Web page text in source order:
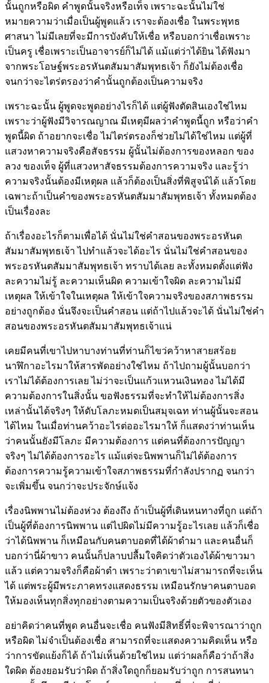
นั้นถูกหรือผิด คำพูดนั้นจริงหรือเท็จ เพราะฉะนั้นไม่ใช่
หมายความว่าเมื่อเป็นผู้พูดแล้ว เราจะต้องเชื่อ ในพระพุทธ
ศาสนา ไม่มีเลยที่จะมีการบังคับให้เชื่อ หรือบอกว่าเชื่อเพราะ
เป็นครู เชื่อเพราะเป็นอาจารย์ก็ไม่ได้ แม้แต่ว่าได้ยิน ได้ฟังมา
จากพระโอษฐ์พระอรหันตสัมมาสัมพุทธเจ้า ก็ยังไม่ต้องเชื่อ
จนกว่าจะไตร่ตรองว่าคำนั้นถูกต้องเป็นความจริง
เพราะฉะนั้น ผู้พูดจะพูดอย่างไรก็ได้ แต่ผู้ฟังตัดสินเองใช่ไหม
เพราะว่าผู้ฟังมีวิจารณญาณ มีเหตุมีผลว่าคำพูดนี้ถูก หรือว่าคำ
พูดนี้ผิด ถ้าอยากจะเชื่อ ไม่ไตร่ตรองก็ช่วยไม่ได้ใช่ไหม แต่ผู้ที่
แสวงหาความจริงคือสัจธรรม ผู้นั้นไม่ต้องการของหลอก ของ
ลวง ของเท็จ ผู้ที่แสวงหาสัจธรรมต้องการความจริง และรู้ว่า
ความจริงนั้นต้องมีเหตุผล แล้วก็ต้องเป็นสิ่งที่พิสูจน์ได้ แล้วโดย
เฉพาะถ้าเป็นคำของพระอรหันตสัมมาสัมพุทธเจ้า ทั้งหมดต้อง
เป็นเรื่องละ
ถ้าเรื่องอะไรก็ตามเพื่อได้ นั่นไม่ใช่คำสอนของพระอรหันต
สัมมาสัมพุทธเจ้า ไปทำแล้วจะได้อะไร นั่นไม่ใช่คำสอนของ
พระอรหันตสัมมาสัมพุทธเจ้า ทราบได้เลย ละทั้งหมดตั้งแต่ฟัง
ละความไม่รู้ ละความเห็นผิด ความเข้าใจผิด ละความไม่มี
เหตุผล ให้เข้าใจในเหตุผล ให้เข้าใจความจริงของสภาพธรรม
อย่างถูกต้อง นั่นจึงจะเป็นคำสอน แต่ถ้าไปแล้วจะได้ นั่นไม่ใช่คำ
สอนของพระอรหันตสัมมาสัมพุทธเจ้าแน่
เคยมีคนที่เขาไปหาบางท่านที่ท่านก็ไขว่คว้าหาสายสร้อย
นาฬิกาอะไรมาให้สารพัดอย่างใช่ไหม ถ้าไปถามผู้นั้นบอกว่า
เราไม่ได้ต้องการเลย ไม่ว่าจะเป็นแก้วแหวนเงินทอง ไม่ได้มี
ความต้องการในสิ่งนั้น ขอฟังธรรมที่จะทำให้ไม่ต้องการสิ่ง
เหล่านั้นได้จริงๆ ให้ดับโลภะหมดเป็นสมุจเฉท ท่านผู้นั้นจะสอน
ได้ไหม ในเมื่อท่านคว้าอะไรต่ออะไรมาให้ ก็แสดงว่าท่านเห็น
ว่าคนนั้นยังมีโลภะ มีความต้องการ แต่คนที่ต้องการปัญญา
จริงๆ ไม่ได้ต้องการอะไร แม้แต่จะนิพพานก็ไม่ได้ต้องการ
ต้องการความรู้ความเข้าใจสภาพธรรมที่กำลังปรากฏ จนกว่า
จะเพิ่มขึ้น จนกว่าจะประจักษ์แจ้ง
เรื่องนิพพานไม่ต้องห่วง ต้องถึง ถ้าเป็นผู้ที่เดินหนทางที่ถูก แต่ถ้า
เป็นผู้ที่ต้องการนิพพาน แต่ไปผิดไม่มีความรู้อะไรเลย แล้วก็เชื่อ
ว่าได้นิพพาน ก็เหมือนกับคนตาบอดที่ได้ผ้าดำมา และคนอื่นก็
บอกว่านี่ผ้าขาว คนนั้นก็ปลาบปลื้มใจคิดว่าตัวเองได้ผ้าขาวมา
แล้ว แต่ความจริงก็คือผ้าดำ เพราะว่าตาเขาไม่สามารถที่จะเห็น
ได้ แต่พระผู้มีพระภาคทรงแสดงธรรม เหมือนรักษาคนตาบอด
ให้มองเห็นทุกสิ่งทุกอย่างตามความเป็นจริงด้วยตัวของตัวเอง
อย่าคิดว่าคนที่พูด คนอื่นจะเชื่อ คนฟังมีสิทธิ์ที่จะพิจารณาว่าถูก
หรือผิด ไม่จำเป็นต้องเชื่อ สามารถที่จะแสดงความคิดเห็น หรือ
ว่าการขัดแย้งก็ได้ ถ้าไม่เห็นด้วยใช่ไหม แต่ว่าผลก็คือว่าถ้าสิ่ง
ใดผิด ต้องยอมรับว่าผิด ถ้าสิ่งใดถูกก็ยอมรับว่าถูก การสนทนา